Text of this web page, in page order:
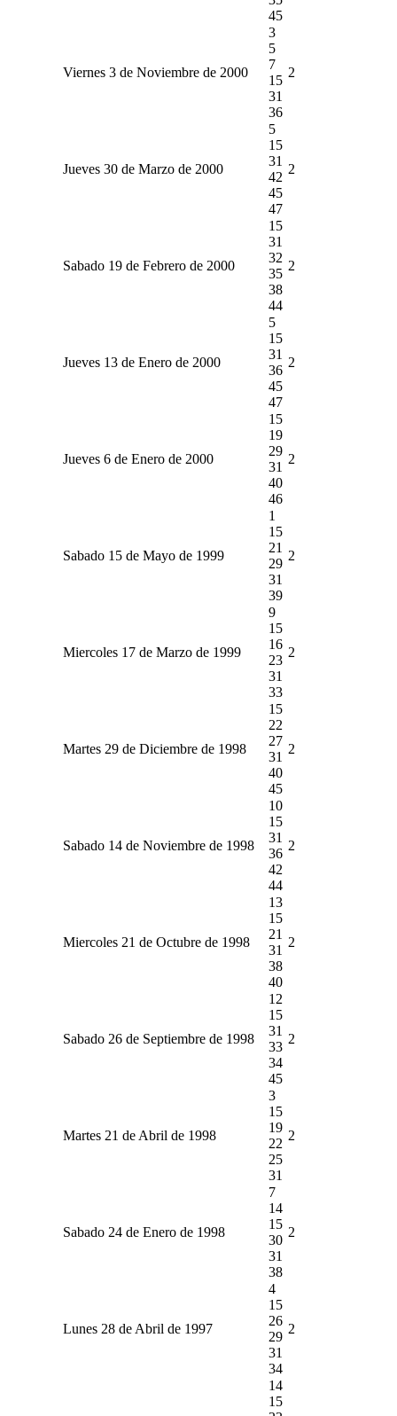
45
Viernes 3 de Noviembre de 2000
3
5
7
15
31
36
2
Jueves 30 de Marzo de 2000
5
15
31
42
45
47
2
Sabado 19 de Febrero de 2000
15
31
32
35
38
44
2
Jueves 13 de Enero de 2000
5
15
31
36
45
47
2
Jueves 6 de Enero de 2000
15
19
29
31
40
46
2
Sabado 15 de Mayo de 1999
1
15
21
29
31
39
2
Miercoles 17 de Marzo de 1999
9
15
16
23
31
33
2
Martes 29 de Diciembre de 1998
15
22
27
31
40
45
2
Sabado 14 de Noviembre de 1998
10
15
31
36
42
44
2
Miercoles 21 de Octubre de 1998
13
15
21
31
38
40
2
Sabado 26 de Septiembre de 1998
12
15
31
33
34
45
2
Martes 21 de Abril de 1998
3
15
19
22
25
31
2
Sabado 24 de Enero de 1998
7
14
15
30
31
38
2
Lunes 28 de Abril de 1997
4
15
26
29
31
34
2
14
15